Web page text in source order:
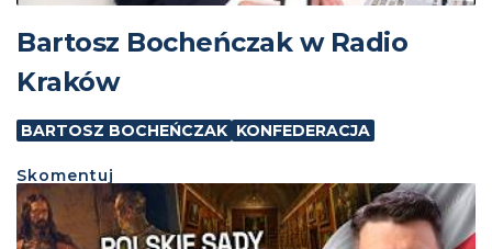
Bartosz Bocheńczak w Radio
Kraków
BARTOSZ BOCHEŃCZAK KONFEDERACJA
Skomentuj